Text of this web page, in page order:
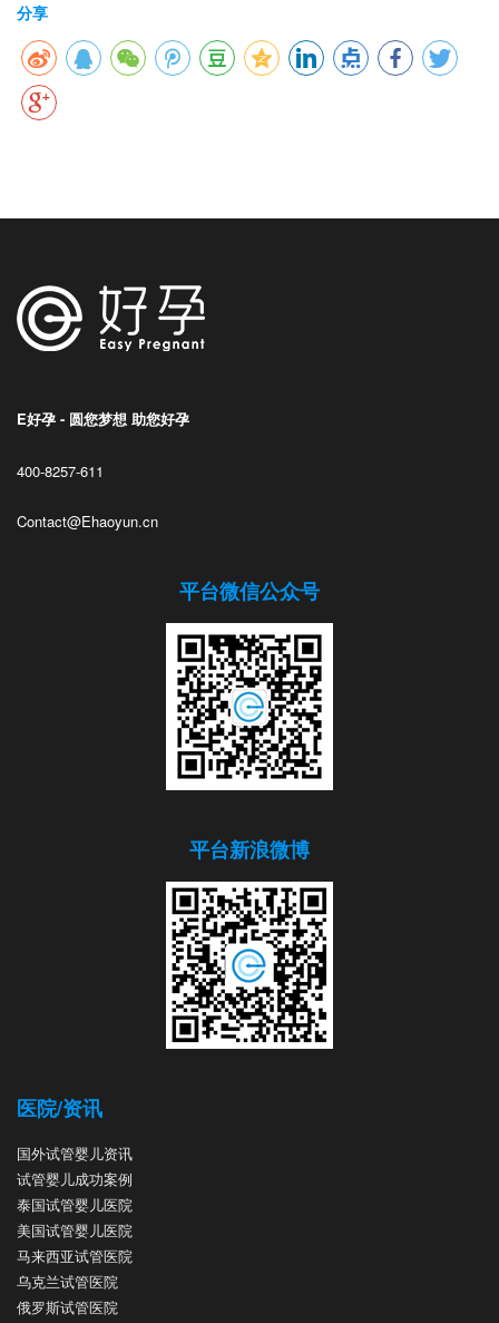
分享
E好孕 - 圆您梦想 助您好孕
400-8257-611
Contact@Ehaoyun.cn
平台微信公众号
平台新浪微博
医院/资讯
国外试管婴儿资讯
试管婴儿成功案例
泰国试管婴儿医院
美国试管婴儿医院
马来西亚试管医院
乌克兰试管医院
俄罗斯试管医院